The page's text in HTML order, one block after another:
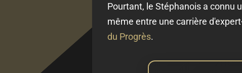
Pourtant, le Stéphanois a connu
même entre une carrière
du Progrès.